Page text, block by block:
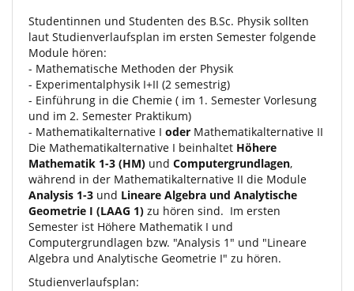
Studentinnen und Studenten des B.Sc. Physik sollten
laut Studienverlaufsplan im ersten Semester folgende
Module hören:
- Mathematische Methoden der Physik
- Experimentalphysik I+II (2 semestrig)
- Einführung in die Chemie ( im 1. Semester Vorlesung
und im 2. Semester Praktikum)
- Mathematikalternative I oder Mathematikalternative II
Die Mathematikalternative I beinhaltet Höhere
Mathematik 1-3 (HM) und Computergrundlagen,
während in der Mathematikalternative II die Module
Analysis 1-3 und Lineare Algebra und Analytische
Geometrie I (LAAG 1) zu hören sind. Im ersten
Semester ist Höhere Mathematik I und
Computergrundlagen bzw. "Analysis 1" und "Lineare
Algebra und Analytische Geometrie I" zu hören.
Studienverlaufsplan: